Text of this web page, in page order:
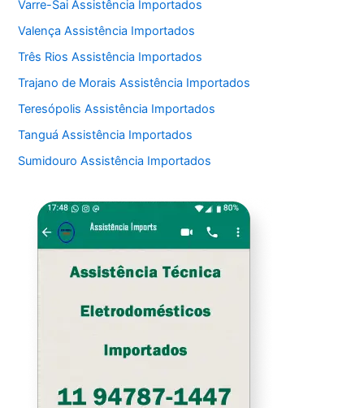
Varre-Sai Assistência Importados
Valença Assistência Importados
Três Rios Assistência Importados
Trajano de Morais Assistência Importados
Teresópolis Assistência Importados
Tanguá Assistência Importados
Sumidouro Assistência Importados